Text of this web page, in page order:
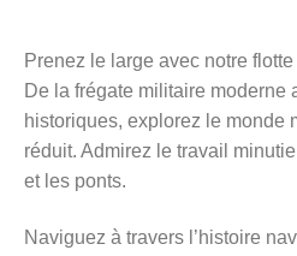
récent
au
plus
ancien
Prenez le large avec notre
De la frégate militaire moderne
historiques, explorez le monde
réduit. Admirez le travail
et les ponts.
Naviguez à travers l’histoire